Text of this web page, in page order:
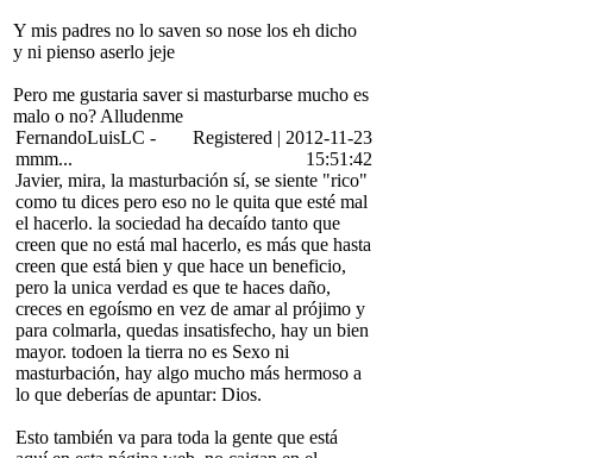
Y mis padres no lo saven so nose los eh dicho
y ni pienso aserlo jeje
Pero me gustaria saver si masturbarse mucho es
malo o no? Alludenme
FernandoLuisLC -
mmm...
Registered | 2012-11-23
15:51:42
Javier, mira, la masturbación sí, se siente "rico"
como tu dices pero eso no le quita que esté mal
el hacerlo. la sociedad ha decaído tanto que
creen que no está mal hacerlo, es más que hasta
creen que está bien y que hace un beneficio,
pero la unica verdad es que te haces daño,
creces en egoísmo en vez de amar al prójimo y
para colmarla, quedas insatisfecho, hay un bien
mayor. todoen la tierra no es Sexo ni
masturbación, hay algo mucho más hermoso a
lo que deberías de apuntar: Dios.
Esto también va para toda la gente que está